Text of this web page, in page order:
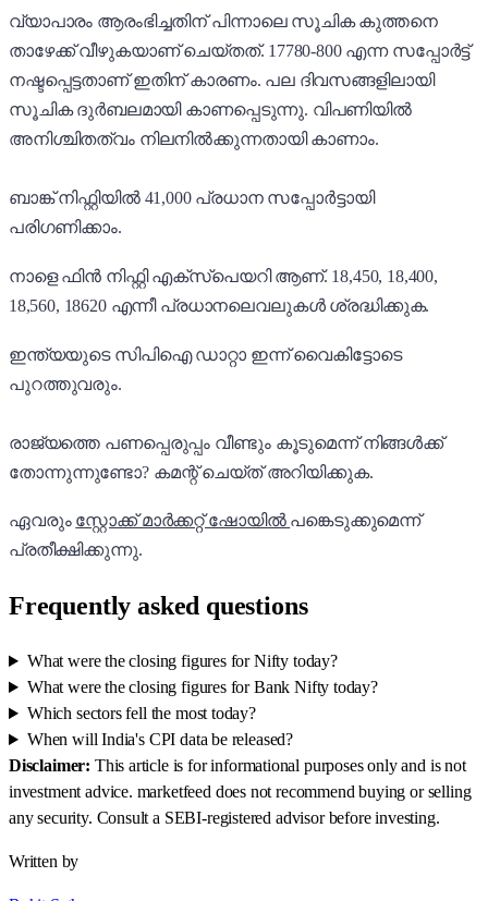
വ്യാപാരം ആരംഭിച്ചതിന് പിന്നാലെ സൂചിക കുത്തനെ
താഴേക്ക് വീഴുകയാണ് ചെയ്തത്. 17780-800 എന്ന സപ്പോർട്ട്
നഷ്ടപ്പെട്ടതാണ് ഇതിന് കാരണം. പല ദിവസങ്ങളിലായി
സൂചിക ദുർബലമായി കാണപ്പെടുന്നു. വിപണിയിൽ
അനിശ്ചിതത്വം നിലനിൽക്കുന്നതായി കാണാം.
ബാങ്ക് നിഫ്റ്റിയിൽ 41,000 പ്രധാന സപ്പോർട്ടായി
പരിഗണിക്കാം.
നാളെ ഫിൻ നിഫ്റ്റി എക്സ്പെയറി ആണ്. 18,450, 18,400,
18,560, 18620 എന്നീ പ്രധാനലെവലുകൾ ശ്രദ്ധിക്കുക.
ഇന്ത്യയുടെ സിപിഐ ഡാറ്റാ ഇന്ന് വൈകിട്ടോടെ
പുറത്തുവരും.
രാജ്യത്തെ പണപ്പെരുപ്പം വീണ്ടും കൂടുമെന്ന് നിങ്ങൾക്ക്
തോന്നുന്നുണ്ടോ? കമന്റ് ചെയ്ത് അറിയിക്കുക.
ഏവരും സ്റ്റോക്ക് മാർക്കറ്റ് ഷോയിൽ പങ്കെടുക്കുമെന്ന്
പ്രതീക്ഷിക്കുന്നു.
Frequently asked questions
What were the closing figures for Nifty today?
What were the closing figures for Bank Nifty today?
Which sectors fell the most today?
When will India's CPI data be released?
Disclaimer: This article is for informational purposes only and is not
investment advice. marketfeed does not recommend buying or selling
any security. Consult a SEBI-registered advisor before investing.
Written by